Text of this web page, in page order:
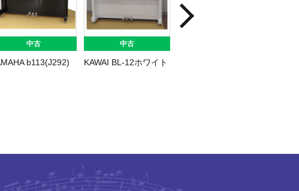
中古
b113(J292)
中古
KAWAI BL-12ホワイト